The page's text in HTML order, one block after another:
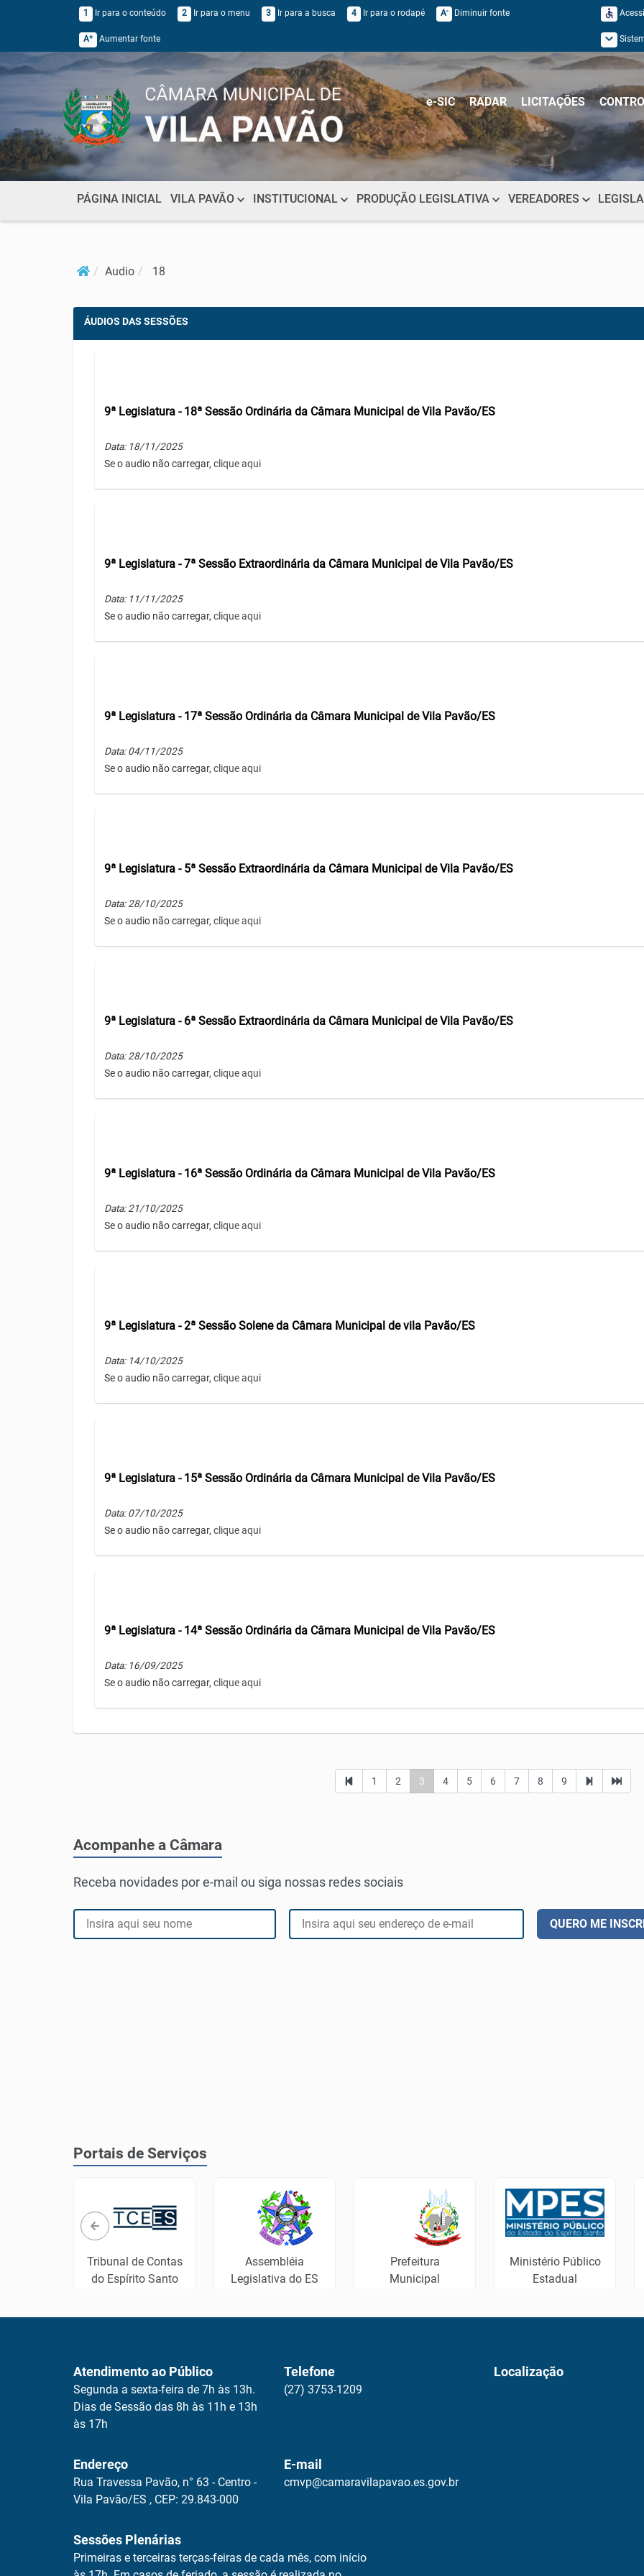
1 Ir para o conteúdo 2 Ir para o menu 3 Ir para a busca 4 Ir para o rodapé A- Diminuir fonte
A+ Aumentar fonte
e-SIC RADAR LICITAÇÕES
PÁGINA INICIAL VILA PAVÃO INSTITUCIONAL PRODUÇÃO LEGISLATIVA VEREADORES
Audio 18
ÁUDIOS DAS SESSÕES
9ª Legislatura - 18ª Sessão Ordinária da Câmara Municipal de Vila Pavão/ES
Data: 18/11/2025
Se o audio não carregar, clique aqui
9ª Legislatura - 7ª Sessão Extraordinária da Câmara Municipal de Vila Pavão/ES
Data: 11/11/2025
Se o audio não carregar, clique aqui
9ª Legislatura - 17ª Sessão Ordinária da Câmara Municipal de Vila Pavão/ES
Data: 04/11/2025
Se o audio não carregar, clique aqui
9ª Legislatura - 5ª Sessão Extraordinária da Câmara Municipal de Vila Pavão/ES
Data: 28/10/2025
Se o audio não carregar, clique aqui
9ª Legislatura - 6ª Sessão Extraordinária da Câmara Municipal de Vila Pavão/ES
Data: 28/10/2025
Se o audio não carregar, clique aqui
9ª Legislatura - 16ª Sessão Ordinária da Câmara Municipal de Vila Pavão/ES
Data: 21/10/2025
Se o audio não carregar, clique aqui
9ª Legislatura - 2ª Sessão Solene da Câmara Municipal de vila Pavão/ES
Data: 14/10/2025
Se o audio não carregar, clique aqui
9ª Legislatura - 15ª Sessão Ordinária da Câmara Municipal de Vila Pavão/ES
Data: 07/10/2025
Se o audio não carregar, clique aqui
9ª Legislatura - 14ª Sessão Ordinária da Câmara Municipal de Vila Pavão/ES
Data: 16/09/2025
Se o audio não carregar, clique aqui
1 2 3 4 5 6 7 8 9
Acompanhe a Câmara
Receba novidades por e-mail ou siga nossas redes sociais
QUERO ME
Portais de Serviços
Tribunal de Contas
do Espírito Santo
Assembléia
Legislativa do ES
Prefeitura
Municipal
Ministério Público
Estadual
Atendimento ao Público
Segunda a sexta-feira de 7h às 13h.
Dias de Sessão das 8h às 11h e 13h
às 17h
Telefone
(27) 3753-1209
Endereço
Rua Travessa Pavão, n° 63 - Centro -
Vila Pavão/ES , CEP: 29.843-000
E-mail
cmvp@camaravilapavao.es.gov.br
Sessões Plenárias
Primeiras e terceiras terças-feiras de cada mês, com início
Localização